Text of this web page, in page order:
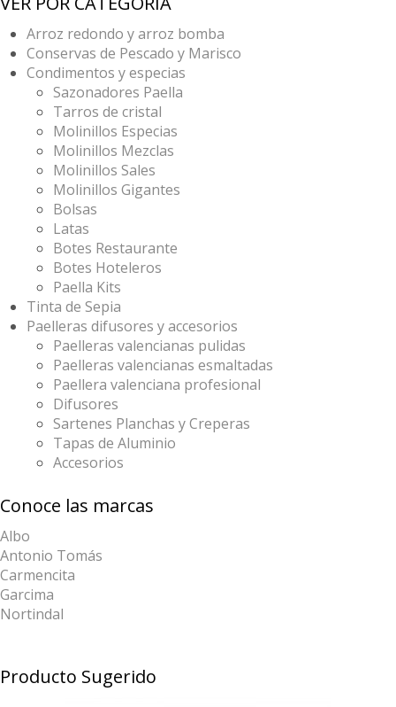
Arroz redondo y arroz bomba
Conservas de Pescado y Marisco
Condimentos y especias
Sazonadores Paella
Tarros de cristal
Molinillos Especias
Molinillos Mezclas
Molinillos Sales
Molinillos Gigantes
Bolsas
Latas
Botes Restaurante
Botes Hoteleros
Paella Kits
Tinta de Sepia
Paelleras difusores y accesorios
Paelleras valencianas pulidas
Paelleras valencianas esmaltadas
Paellera valenciana profesional
Difusores
Sartenes Planchas y Creperas
Tapas de Aluminio
Accesorios
Conoce las marcas
Albo
Antonio Tomás
Carmencita
Garcima
Nortindal
Producto Sugerido